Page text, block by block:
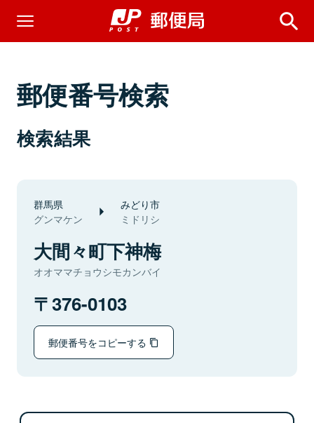
郵便番号検索
検索結果
群馬県
グンマケン
みどり市
ミドリシ
大間々町下神梅
オオママチョウシモカンバイ
376-0103
郵便番号をコピーする